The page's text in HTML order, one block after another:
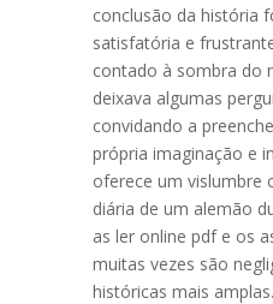
conclusão da história
satisfatória e
contado à sombra do
deixava algumas
convidando a
própria imaginação e
oferece um vislumbre
diária de um alemão
as ler online pdf e os
muitas vezes são
históricas mais amplas.